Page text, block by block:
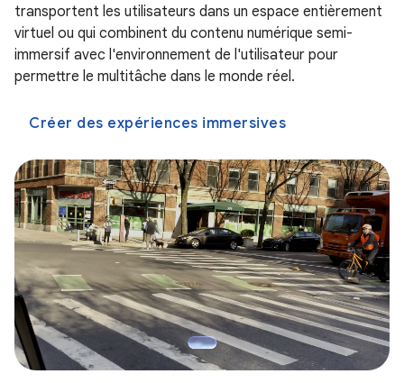
transportent les utilisateurs dans un espace entièrement
virtuel ou qui combinent du contenu numérique semi-
immersif avec l'environnement de l'utilisateur pour
permettre le multitâche dans le monde réel.
Créer des expériences immersives